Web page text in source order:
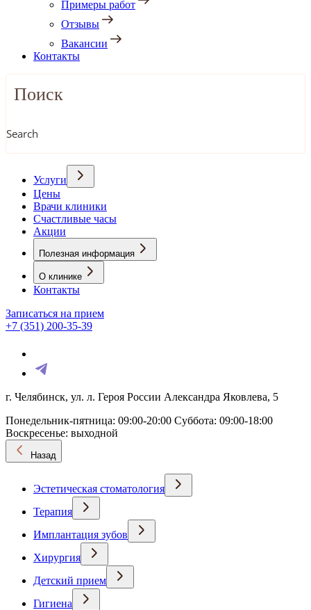
Примеры работ
Отзывы
Вакансии
Контакты
Search
Услуги
Цены
Врачи клиники
Счастливые часы
Акции
Полезная информация
О клинике
Контакты
Записаться на прием
+7 (351) 200-35-39
г. Челябинск, ул. л. Героя России Александра Яковлева, 5
Понедельник-пятница: 09:00-20:00 Суббота: 09:00-18:00
Воскресенье: выходной
Назад
Эстетическая стоматология
Терапия
Имплантация зубов
Хирургия
Детский прием
Гигиена